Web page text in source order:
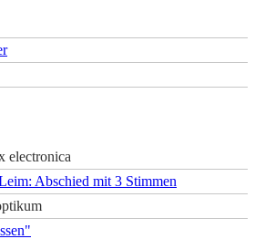
electronica
Abschied mit 3 Stimmen